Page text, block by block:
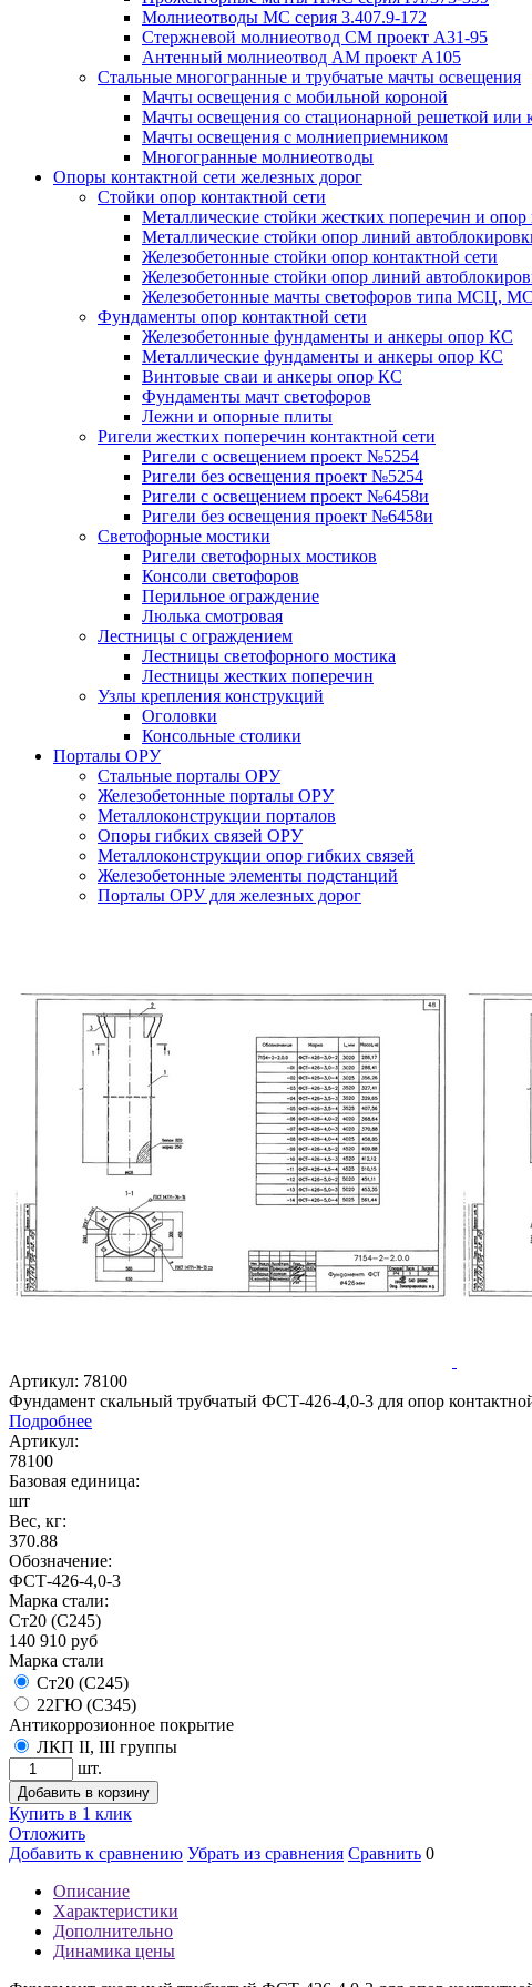
Молниеотводы МС серия 3.407.9-172
Стержневой молниеотвод СМ проект А31-95
Антенный молниеотвод АМ проект А105
Стальные многогранные и трубчатые мачты освещения
Мачты освещения с мобильной короной
Мачты освещения со стационарной решеткой или
Мачты освещения с молниеприемником
Многогранные молниеотводы
Опоры контактной сети железных дорог
Стойки опор контактной сети
Металлические стойки жестких поперечин и опор
Металлические стойки опор линий
Железобетонные стойки опор контактной сети
Железобетонные стойки опор линий
Железобетонные мачты светофоров типа МСЦ,
Фундаменты опор контактной сети
Железобетонные фундаменты и анкеры опор КС
Металлические фундаменты и анкеры опор КС
Винтовые сваи и анкеры опор КС
Фундаменты мачт светофоров
Лежни и опорные плиты
Ригели жестких поперечин контактной сети
Ригели с освещением проект №5254
Ригели без освещения проект №5254
Ригели с освещением проект №6458и
Ригели без освещения проект №6458и
Светофорные мостики
Ригели светофорных мостиков
Консоли светофоров
Перильное ограждение
Люлька смотровая
Лестницы с ограждением
Лестницы светофорного мостика
Лестницы жестких поперечин
Узлы крепления конструкций
Оголовки
Консольные столики
Порталы ОРУ
Стальные порталы ОРУ
Железобетонные порталы ОРУ
Металлоконструкции порталов
Опоры гибких связей ОРУ
Металлоконструкции опор гибких связей
Железобетонные элементы подстанций
Порталы ОРУ для железных дорог
Артикул: 78100
Фундамент скальный трубчатый ФСТ-426-4,0-3 для опор
Подробнее
Артикул:
78100
Базовая единица:
шт
Вес, кг:
370.88
Обозначение:
ФСТ-426-4,0-3
Марка стали:
Ст20 (С245)
140 910 руб
Марка стали
Ст20 (С245)
22ГЮ (С345)
Антикоррозионное покрытие
ЛКП II, III группы
шт.
Добавить в корзину
Купить в 1 клик
Отложить
Добавить к сравнению Убрать из сравнения Сравнить 0
Описание
Характеристики
Дополнительно
Динамика цены